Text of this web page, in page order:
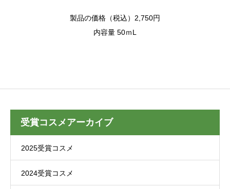
製品の価格（税込）2,750円
内容量 50ｍL
受賞コスメアーカイブ
2025受賞コスメ
2024受賞コスメ